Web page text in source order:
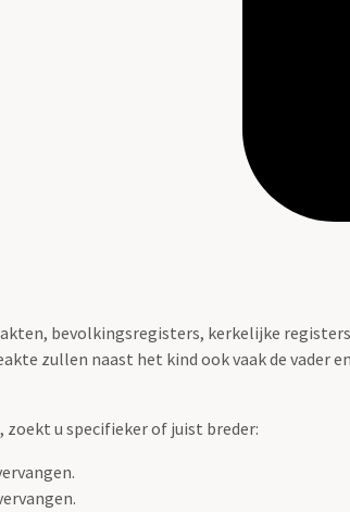
bevolkingsregisters, kerkelijke
zullen naast het kind ook vaak de vader
u specifieker of juist breder: